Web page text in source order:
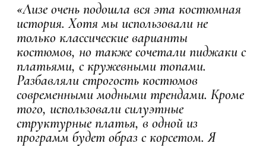
«Лизе очень подошла вся эта костюмная
история. Хотя мы использовали не
только классические варианты
костюмов, но также сочетали пиджаки с
платьями, с кружевными топами.
Разбавляли строгость костюмов
современными модными трендами. Кроме
того, использовали силуэтные
структурные платья, в одной из
программ будет образ с корсетом. Я